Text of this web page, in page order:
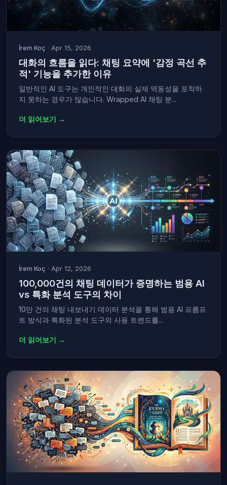
İrem Koç · Apr 15, 2026
대화의 흐름을 읽다: 채팅 요약에 '감정 곡선 추
적' 기능을 추가한 이유
일반적인 AI 도구는 개인적인 대화의 실제 역동성을 포착하
지 못하는 경우가 많습니다. Wrapped AI 채팅 분...
더 읽어보기 →
İrem Koç · Apr 12, 2026
100,000건의 채팅 데이터가 증명하는 범용 AI
vs 특화 분석 도구의 차이
10만 건의 채팅 내보내기 데이터 분석을 통해 범용 AI 프롬프
트 방식과 특화된 분석 도구의 사용 트렌드를...
더 읽어보기 →